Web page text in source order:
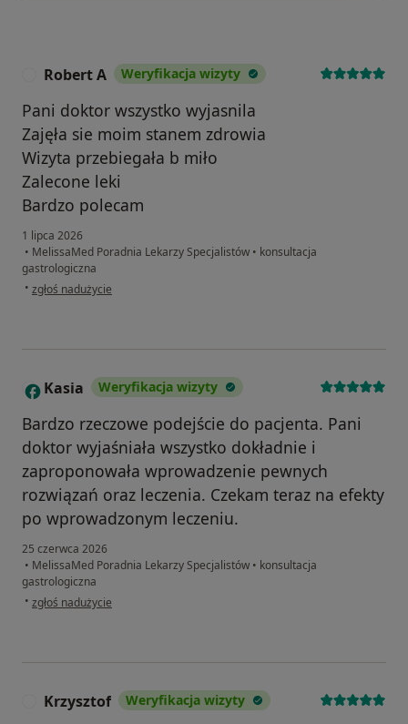
Robert A Weryfikacja wizyty
Pani doktor wszystko wyjasnila
Zajęła sie moim stanem zdrowia
Wizyta przebiegała b miło
Zalecone leki
Bardzo polecam
1 lipca 2026
• MelissaMed Poradnia Lekarzy Specjalistów • konsultacja
gastrologiczna
• w opinii użytkownika Robert A
zgłoś nadużycie
K Kasia Weryfikacja wizyty
Bardzo rzeczowe podejście do pacjenta. Pani
doktor wyjaśniała wszystko dokładnie i
zaproponowała wprowadzenie pewnych
rozwiązań oraz leczenia. Czekam teraz na efekty
po wprowadzonym leczeniu.
25 czerwca 2026
• MelissaMed Poradnia Lekarzy Specjalistów • konsultacja
gastrologiczna
• w opinii użytkownika Kasia
zgłoś nadużycie
Krzysztof Weryfikacja wizyty